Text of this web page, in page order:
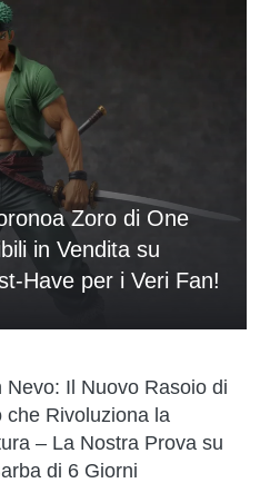
Zoro di One
in Vendita su
Have per i Veri Fan!
Nevo: Il Nuovo Rasoio di
che Rivoluziona la
– La Nostra Prova su
di 6 Giorni